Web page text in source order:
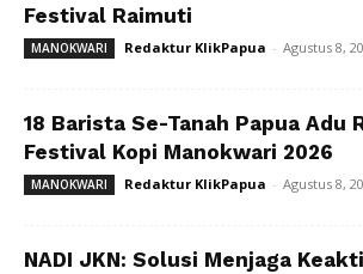
Festival Raimuti
MANOKWARI Redaktur KlikPapua - Agustus 8,
18 Barista Se-Tanah Papua Adu
Festival Kopi Manokwari 2026
MANOKWARI Redaktur KlikPapua - Agustus 8,
NADI JKN: Solusi Menjaga